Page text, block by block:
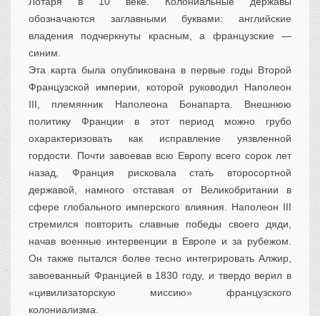
обозначаются заглавными буквами: английские
владения подчеркнуты красным, а французские —
синим.
Эта карта была опубликована в первые годы Второй
Французской империи, которой руководил Наполеон
III, племянник Наполеона Бонапарта. Внешнюю
политику Франции в этот период можно грубо
охарактеризовать как исправление уязвленной
гордости. Почти завоевав всю Европу всего сорок лет
назад, Франция рисковала стать второсортной
державой, намного отставая от Великобритании в
сфере глобального имперского влияния. Наполеон III
стремился повторить славные победы своего дяди,
начав военные интервенции в Европе и за рубежом.
Он также пытался более тесно интегрировать Алжир,
завоеванный Францией в 1830 году, и твердо верил в
«цивилизаторскую миссию» французского
колониализма.